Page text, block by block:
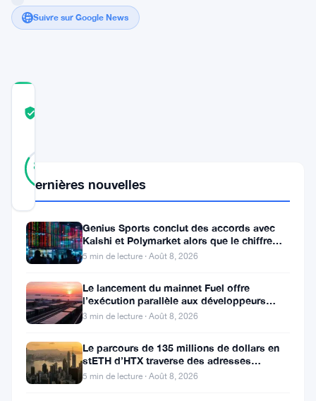
Suivre sur Google News
84
marché
des
cryptomonnaies
toujours
été
synonyme
Dernières nouvelles
Genius Sports conclut des accords avec
Kalshi et Polymarket alors que le chiffre
d’affaires du T2 atteint
5 min de lecture · Août 8, 2026
Le lancement du mainnet Fuel offre
l’exécution parallèle aux développeurs
d’Ethereum
3 min de lecture · Août 8, 2026
Le parcours de 135 millions de dollars en
stETH d’HTX traverse des adresses
Poloniex
5 min de lecture · Août 8, 2026